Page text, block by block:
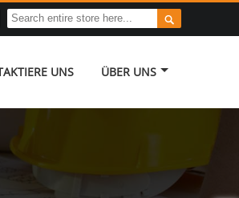

UNS ÜBER UNS